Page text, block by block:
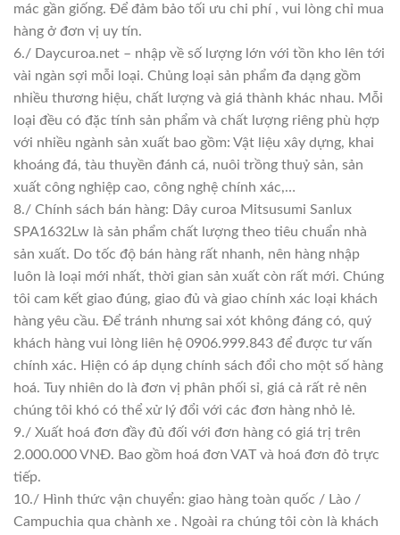
mác gần giống. Để đảm bảo tối ưu chi phí , vui lòng chỉ mua
hàng ở đơn vị uy tín.
6./ Daycuroa.net – nhập về số lượng lớn với tồn kho lên tới
vài ngàn sợi mỗi loại. Chủng loại sản phẩm đa dạng gồm
nhiều thương hiệu, chất lượng và giá thành khác nhau. Mỗi
loại đều có đặc tính sản phẩm và chất lượng riêng phù hợp
với nhiều ngành sản xuất bao gồm: Vật liệu xây dựng, khai
khoáng đá, tàu thuyền đánh cá, nuôi trồng thuỷ sản, sản
xuất công nghiệp cao, công nghệ chính xác,…
8./ Chính sách bán hàng: Dây curoa Mitsusumi Sanlux
SPA1632Lw là sản phẩm chất lượng theo tiêu chuẩn nhà
sản xuất. Do tốc độ bán hàng rất nhanh, nên hàng nhập
luôn là loại mới nhất, thời gian sản xuất còn rất mới. Chúng
tôi cam kết giao đúng, giao đủ và giao chính xác loại khách
hàng yêu cầu. Để tránh nhưng sai xót không đáng có, quý
khách hàng vui lòng liên hệ 0906.999.843 để được tư vấn
chính xác. Hiện có áp dụng chính sách đổi cho một số hàng
hoá. Tuy nhiên do là đơn vị phân phối sỉ, giá cả rất rẻ nên
chúng tôi khó có thể xử lý đổi với các đơn hàng nhỏ lẻ.
9./ Xuất hoá đơn đầy đủ đối với đơn hàng có giá trị trên
2.000.000 VNĐ. Bao gồm hoá đơn VAT và hoá đơn đỏ trực
tiếp.
10./ Hình thức vận chuyển: giao hàng toàn quốc / Lào /
Campuchia qua chành xe . Ngoài ra chúng tôi còn là khách